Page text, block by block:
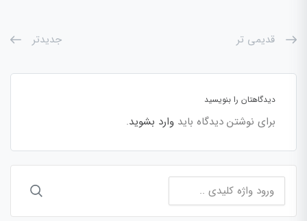
قدیمی تر جدیدتر
دیدگاهتان را بنویسید
برای نوشتن دیدگاه باید وارد بشوید.
برای: